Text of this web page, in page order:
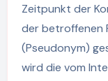
Zeitpunkt der
der betroffenen
(Pseudonym)
wird die vom